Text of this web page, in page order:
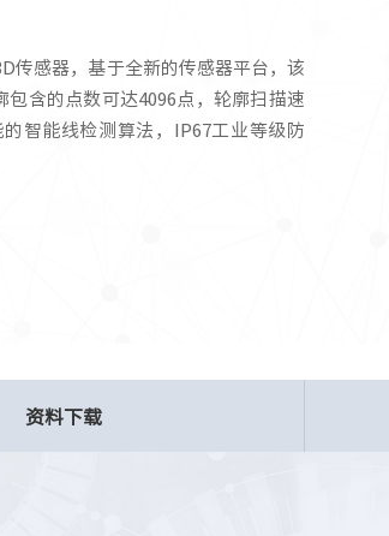
传感器，基于全新的传感器平台，该
含的点数可达4096点，轮廓扫描速
智能线检测算法，IP67工业等级防
资料下载